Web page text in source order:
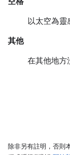
以太空為靈
其他
在其他地方
除非另有註明，否則